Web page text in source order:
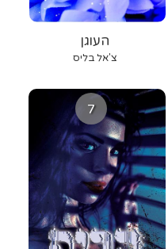
העוגן
צ'אל בליס
7